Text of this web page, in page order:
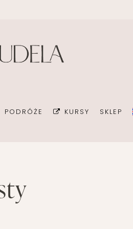
PODRÓŻE KURSY SKLEP
PIERSIĄFOTOGRAFIA